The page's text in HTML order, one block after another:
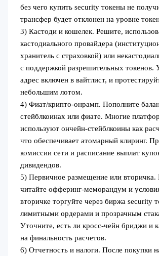
без чего купить security токены не
трансфер будет отклонен на уровне
3) Кастоди и кошелек. Решите,
кастодиального провайдера
хранитель с страховкой) или
с поддержкой разрешительных токенов.
адрес включен в вайтлист, и
небольшим лотом.
4) Фиат/крипто-онрамп. Пополните
стейблкоинах или фиате. Многие
используют ончейн-стейблкоины как
что обеспечивает атомарный клиринг.
комиссии сети и расписание выплат
дивидендов.
5) Первичное размещение или вторичка.
читайте офферинг-меморандум и
вторичке торгуйте через биржа security
лимитными ордерами и прозрачным
Уточните, есть ли кросс-чейн бриджи и
на финальность расчетов.
6) Отчетность и налоги. После покупки